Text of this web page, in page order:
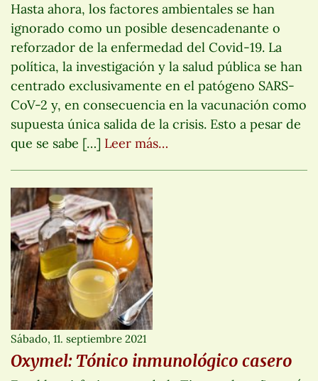
Hasta ahora, los factores ambientales se han
ignorado como un posible desencadenante o
reforzador de la enfermedad del Covid-19. La
política, la investigación y la salud pública se han
centrado exclusivamente en el patógeno SARS-
CoV-2 y, en consecuencia en la vacunación como
supuesta única salida de la crisis. Esto a pesar de
que se sabe […] Leer más…
Sábado, 11. septiembre 2021
Oxymel: Tónico inmunológico casero